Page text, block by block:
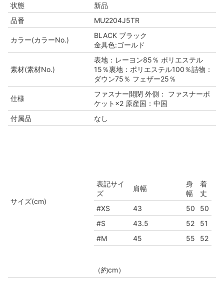
状態
新品
品番
MU2204J5TR
カラー(カラーNo.)
BLACK ブラック
金具色:ゴールド
素材(素材No.)
表地：レーヨン85％ ポリエステル
15％裏地：ポリエステル100％詰物：
ダウン75％ フェザー25％
仕様
ファスナー開閉 外側： ファスナーポ
ケット×2 原産国：中国
付属品
なし
サイズ(cm)
表記サイ
ズ
肩幅
身
幅
着
丈
#XS
43 50
50
#S
43.5 52
51
#M
45 55 52
（約cm）